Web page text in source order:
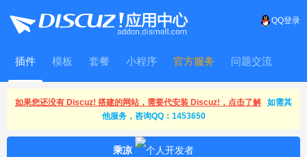
QQ登录
插件 模板 套餐 小程序 官方服务 问题交流
WitFrame
如果您还没有 Discuz! 搭建的网站，需要代安装 Discuz!，点击了解
如需其
他服务，咨询QQ：1453650
乘凉